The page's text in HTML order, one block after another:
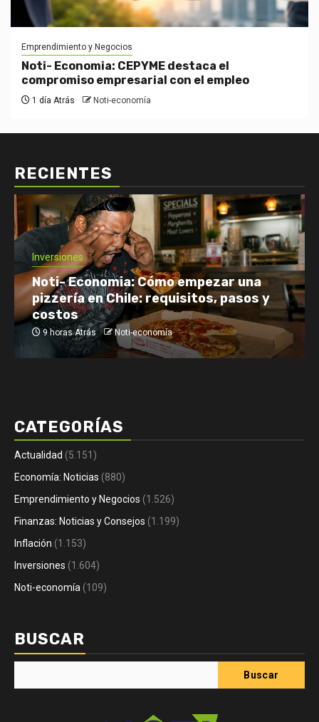
Emprendimiento y Negocios
Noti- Economia: CEPYME destaca el
compromiso empresarial con el empleo
1 día Atrás Noti-economía
RECIENTES
Inversiones
Noti- Economia: Cómo empezar una
pizzería en Chile: requisitos, pasos y
costos
9 horas Atrás Noti-economía
CATEGORÍAS
Actualidad (5.151)
Economía: Noticias (880)
Emprendimiento y Negocios (1.526)
Finanzas: Noticias y Consejos (1.199)
Inflación (1.153)
Inversiones (1.604)
Noti-economía (109)
BUSCAR
Buscar